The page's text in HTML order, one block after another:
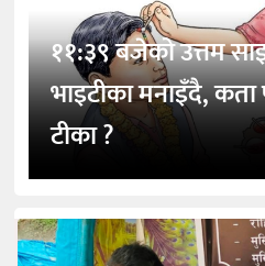
११:३९ बजेको उत्तम
भाइटीका मनाइँदै,
टीका ?